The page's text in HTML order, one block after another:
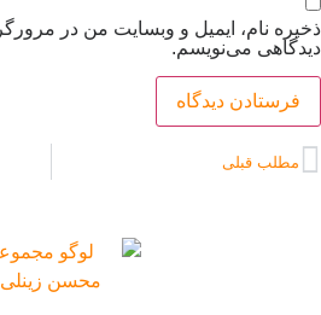
ذخیره نام، ایمیل و وبسایت من در
دیدگاهی می‌نویسم.
مطلب قبلی